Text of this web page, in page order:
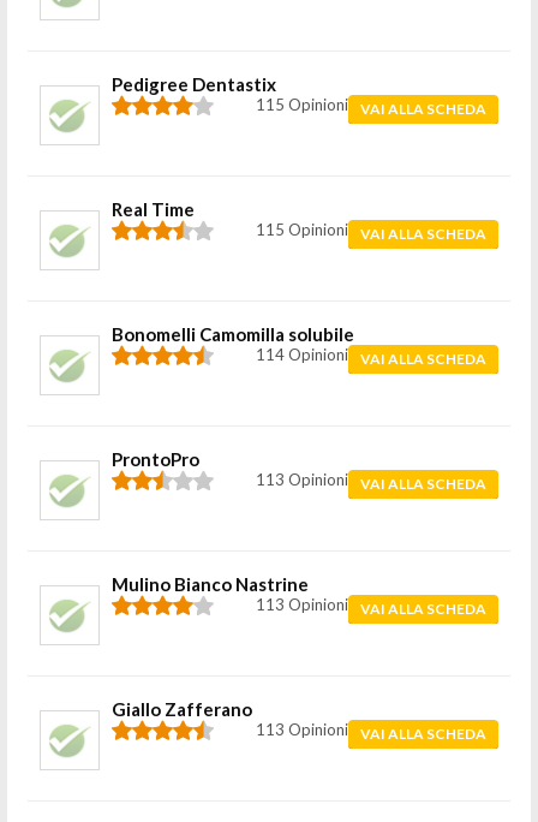
Pedigree Dentastix
115 Opinioni VAI ALLA SCHEDA
Real Time
115 Opinioni VAI ALLA SCHEDA
Bonomelli Camomilla solubile
114 Opinioni VAI ALLA SCHEDA
ProntoPro
113 Opinioni VAI ALLA SCHEDA
Mulino Bianco Nastrine
113 Opinioni VAI ALLA SCHEDA
Giallo Zafferano
113 Opinioni VAI ALLA SCHEDA